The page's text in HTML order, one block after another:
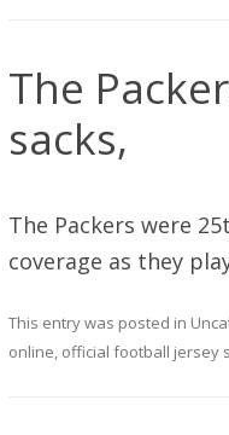
The
sacks,
The Packers were
coverage as they
This entry was posted in
online, official football jersey